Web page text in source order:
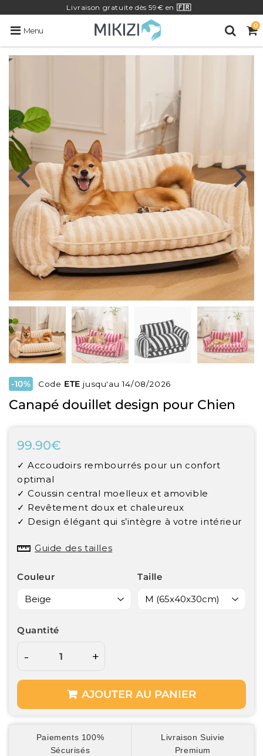
Livraison gratuite dès 59€ en 🇫🇷
Menu
0
-10% Code ETE jusqu'au 14/08/2026
Canapé douillet design pour Chien
99.90€
Unit
price
✓ Accoudoirs rembourrés pour un confort
optimal
✓ Coussin central moelleux et amovible
✓ Revêtement doux et chaleureux
✓ Design élégant qui s’intègre à votre intérieur
Guide des tailles
Couleur Taille
Quantité
- +
AJOUTER AU PANIER
Paiements 100%
Sécurisés
Livraison Suivie
Premium